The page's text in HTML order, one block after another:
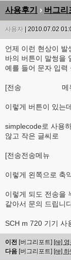
사용후기 › 버그리
사용자 | 2010.07.02
언제 이런 현상이 발
바의 버튼이 말썽을
예를 들어 문자 입력
[전송 메
이렇게 버튼이 있는
simplecode로 사용
않고 작은 글씨로
[전송전송메
이렇게 왼쪽으로 축
이렇게 되도 전송을
같아서 문의 드립니
SCH m 720 기기 사
이전 [버그리포트] [re]
다음 [버그리포트] [re]